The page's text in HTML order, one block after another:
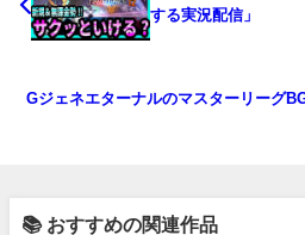
する実況配信」
Gジェネエターナルのマスターリーグ
📚 おすすめの関連作品